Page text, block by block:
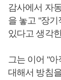
감사에서 자
을 놓고 "장
있다고 생각
그는 이어 "아
대해서 방침